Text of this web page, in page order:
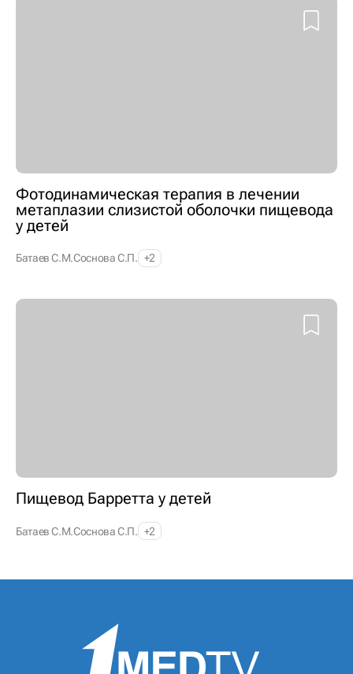
Фотодинамическая терапия в лечении
метаплазии слизистой оболочки пищевода
у детей
Батаев С.М.Соснова С.П. +2
Пищевод Барретта у детей
Батаев С.М.Соснова С.П. +2